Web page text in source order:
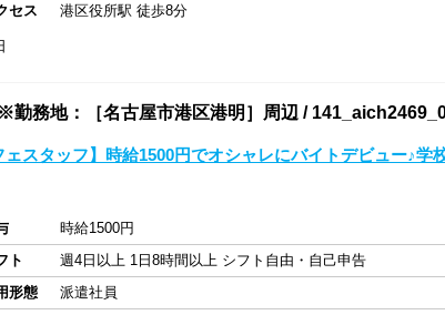
セス
港区役所駅 徒歩8分
務地：［名古屋市港区港明］周辺 /
ェスタッフ】時給1500円でオシャレにバイトデビュー♪学
時給1500円
ト
週4日以上 1日8時間以上 シフト自由・自己申告
形態
派遣社員